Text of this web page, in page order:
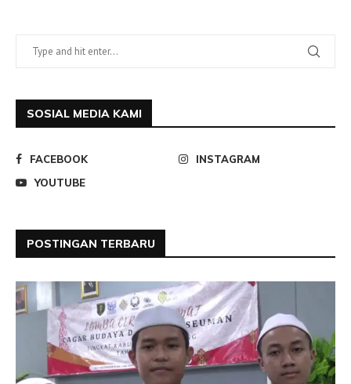
SOSIAL MEDIA KAMI
FACEBOOK
INSTAGRAM
YOUTUBE
POSTINGAN TERBARU